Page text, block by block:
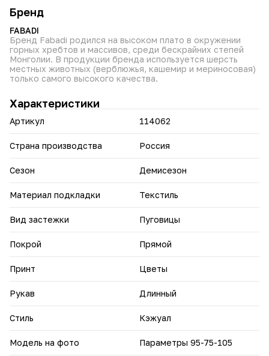
подчеркивает линии силуэта, добавляя образу
изысканности и стиля.
• Идеальная посадка: Размеры 48-50, 52-54, 56-58
позволяют подобрать вариант для разных типов фигур.
• Практичность: Сохраняет форму, не мнется и требует
минимального ухода.
В этом кардигане вы будете чувствовать себя уютно,
стильно и уверенно в любой ситуации.
Бренд
FABADI
Бренд Fabadi родился на высоком плато в окружении
горных хребтов и массивов, среди бескрайних степей
Монголии. В продукции бренда используется шерсть
местных животных (верблюжья, кашемир и мериносовая)
только самого высокого качества.
Характеристики
Артикул 114062
Страна производства Россия
Сезон Демисезон
Материал подкладки Текстиль
Вид застежки Пуговицы
Покрой Прямой
Принт Цветы
Рукав Длинный
Стиль Кэжуал
Модель на фото Параметры 95-75-105